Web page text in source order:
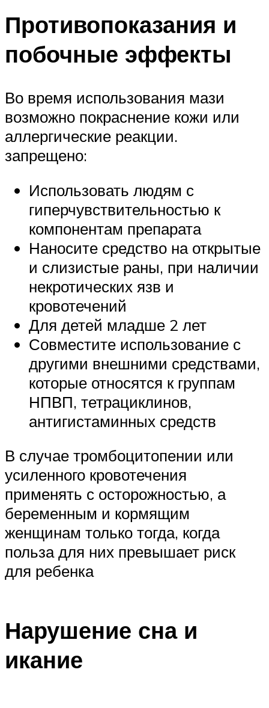
Противопоказания и
побочные эффекты
Во время использования мази
возможно покраснение кожи или
аллергические реакции.
запрещено:
Использовать людям с
гиперчувствительностью к
компонентам препарата
Наносите средство на открытые
и слизистые раны, при наличии
некротических язв и
кровотечений
Для детей младше 2 лет
Совместите использование с
другими внешними средствами,
которые относятся к группам
НПВП, тетрациклинов,
антигистаминных средств
В случае тромбоцитопении или
усиленного кровотечения
применять с осторожностью, а
беременным и кормящим
женщинам только тогда, когда
польза для них превышает риск
для ребенка
Нарушение сна и
икание